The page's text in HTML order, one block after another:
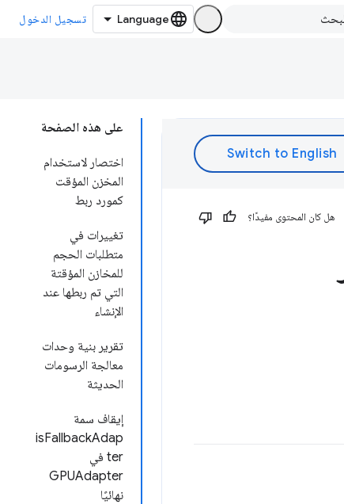
تسجيل الدخول
على هذه الصفحة
اختصار لاستخدام
المخزن المؤقت
كمورد ربط
تغييرات في
متطلبات الحجم
للمخازن المؤقتة
التي تم ربطها عند
الإنشاء
تقرير بنية وحدات
معالجة الرسومات
الحديثة
إيقاف سمة
isFallbackAdap
ter في
GPUAdapter
نهائيًا
هل كان المحتوى مفيدًا؟